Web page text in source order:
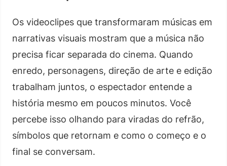
Os videoclipes que transformaram músicas em
narrativas visuais mostram que a música não
precisa ficar separada do cinema. Quando
enredo, personagens, direção de arte e edição
trabalham juntos, o espectador entende a
história mesmo em poucos minutos. Você
percebe isso olhando para viradas do refrão,
símbolos que retornam e como o começo e o
final se conversam.